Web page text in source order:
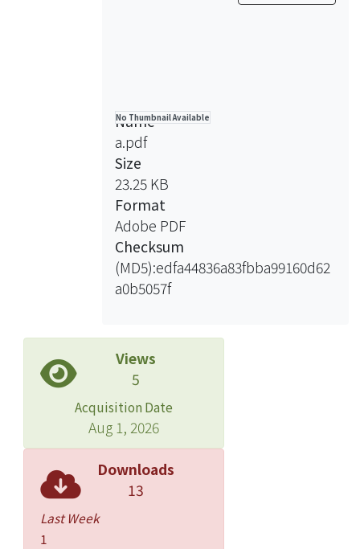
No Thumbnail Available
Name
a.pdf
Size
23.25 KB
Format
Adobe PDF
Checksum
(MD5):edfa44836a83fbba99160d62
a0b5057f
Views
5
Acquisition Date
Aug 1, 2026
Downloads
13
Last Week
1